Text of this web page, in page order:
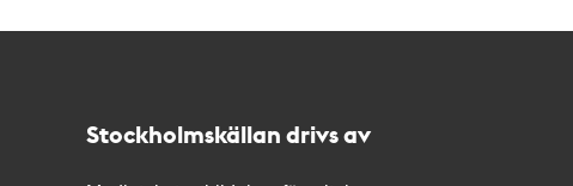
Stockholmskällan drivs av